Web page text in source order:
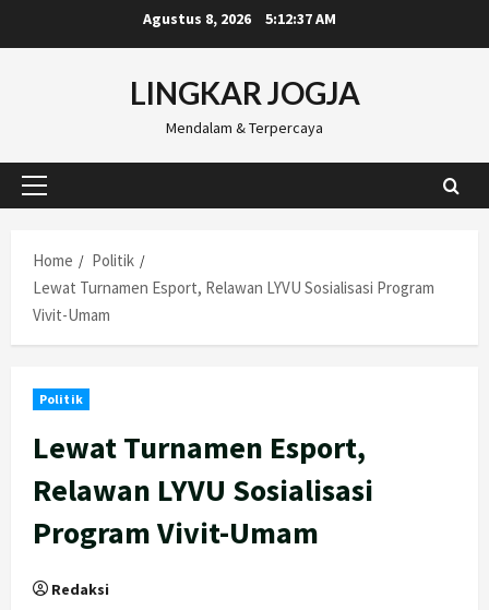
to
Agustus 8, 2026 5:12:38 AM
LINGKAR JOGJA
Mendalam & Terpercaya
Primary
Home
Politik
Lewat Turnamen Esport, Relawan LYVU Sosialisasi Program
Vivit-Umam
Politik
Lewat Turnamen Esport,
Relawan LYVU Sosialisasi
Program Vivit-Umam
Redaksi